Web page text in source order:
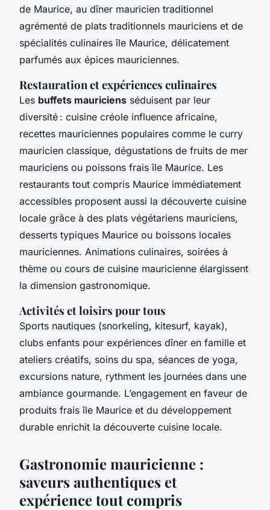
de Maurice, au dîner mauricien traditionnel
agrémenté de plats traditionnels mauriciens et de
spécialités culinaires île Maurice, délicatement
parfumés aux épices mauriciennes.
Restauration et expériences culinaires
Les buffets mauriciens séduisent par leur
diversité : cuisine créole influence africaine,
recettes mauriciennes populaires comme le curry
mauricien classique, dégustations de fruits de mer
mauriciens ou poissons frais île Maurice. Les
restaurants tout compris Maurice immédiatement
accessibles proposent aussi la découverte cuisine
locale grâce à des plats végétariens mauriciens,
desserts typiques Maurice ou boissons locales
mauriciennes. Animations culinaires, soirées à
thème ou cours de cuisine mauricienne élargissent
la dimension gastronomique.
Activités et loisirs pour tous
Sports nautiques (snorkeling, kitesurf, kayak),
clubs enfants pour expériences dîner en famille et
ateliers créatifs, soins du spa, séances de yoga,
excursions nature, rythment les journées dans une
ambiance gourmande. L’engagement en faveur de
produits frais île Maurice et du développement
durable enrichit la découverte cuisine locale.
Gastronomie mauricienne :
saveurs authentiques et
expérience tout compris